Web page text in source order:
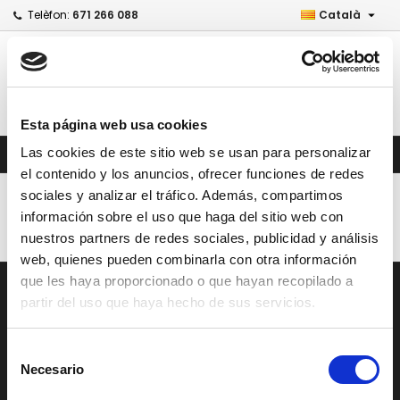
Esta página web usa cookies
Las cookies de este sitio web se usan para personalizar
el contenido y los anuncios, ofrecer funciones de redes
sociales y analizar el tráfico. Además, compartimos
información sobre el uso que haga del sitio web con
nuestros partners de redes sociales, publicidad y análisis
web, quienes pueden combinarla con otra información
que les haya proporcionado o que hayan recopilado a
partir del uso que haya hecho de sus servicios.
Necesario
Telèfon: 671 266 088 Català 
   shopping_cart0
DEVOLUCIONES Y DERECHO DE RESOLUCIÓN
ARTICLES
LA NOSTRA COMPANYIA 
EL VOSTRE COMPTE 